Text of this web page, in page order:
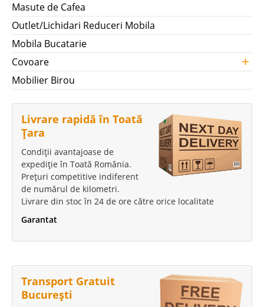
Masute de Cafea
Outlet/Lichidari Reduceri Mobila
Mobila Bucatarie
Covoare
+
Mobilier Birou
Livrare rapidă în Toată
Țara
Condiții avantajoase de
expediție în Toată România.
Prețuri competitive indiferent
de numărul de kilometri.
Livrare din stoc în 24 de ore către orice localitate
Garantat
Transport Gratuit
București